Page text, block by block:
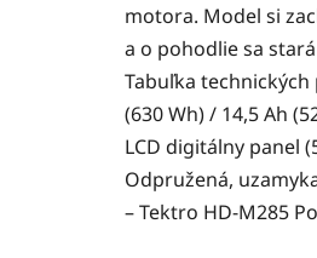
motora. Model si
a o pohodlie sa
Tabuľka technických
(630 Wh) / 14,5 Ah
LCD digitálny panel
Odpružená,
– Tektro HD-M285